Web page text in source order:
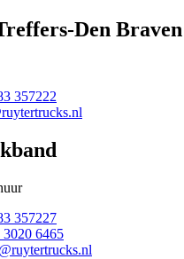
Den Braven
357222
357227
6465